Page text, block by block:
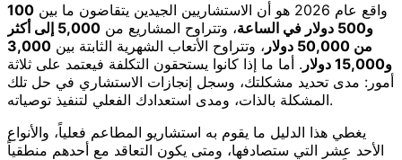
واقع عام 2026 هو أن الاستشاريين الجيدين يتقاضون ما بين
100
و500 دولار في الساعة
، وتتراوح المشاريع من
5,000 إلى أكثر
من 50,000 دولار
، وتتراوح الأتعاب الشهرية الثابتة بين 3,000
و15,000 دولار
. أما ما إذا كانوا يستحقون التكلفة فيعتمد على ثلاثة
أمور: مدى تحديد مشكلتك، وسجل إنجازات الاستشاري في حل تلك
المشكلة بالذات، ومدى استعدادك الفعلي لتنفيذ توصياته.
يغطي هذا الدليل ما يقوم به استشاريو المطاعم فعلياً، والأنواع
الأحد عشر التي ستصادفها، ومتى يكون التعاقد مع أحدهم منطقياً